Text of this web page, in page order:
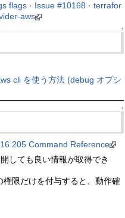
flags · Issue #10168 · terrafor
aws
↑
cli を使う方法 (debug オプシ
↑
Command Reference
しても良い情報が取得でき
限だけを付与すると、動作確